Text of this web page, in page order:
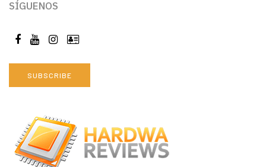
SÍGUENOS
SUBSCRIBE